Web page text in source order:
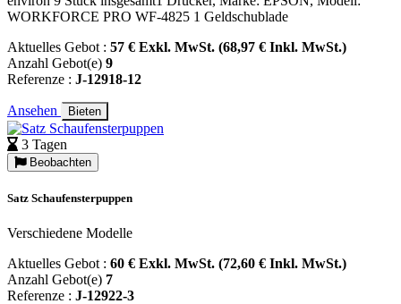
WORKFORCE PRO WF-4825 1 Geldschublade
Aktuelles Gebot : 57 € Exkl. MwSt. (68,97 € Inkl. MwSt.)
Anzahl Gebot(e) 9
Referenze : J-12918-12
Ansehen Bieten
3 Tagen
Beobachten
Satz Schaufensterpuppen
Verschiedene Modelle
Aktuelles Gebot : 60 € Exkl. MwSt. (72,60 € Inkl. MwSt.)
Anzahl Gebot(e) 7
Referenze : J-12922-3